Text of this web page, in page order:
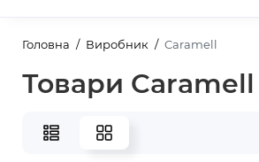
Головна Виробник Caramell
Товари Caramell